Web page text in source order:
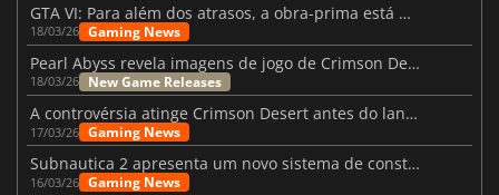
GTA VI: Para além dos atrasos, a obra-prima está quase a chegar
18/03/26 Gaming News
Pearl Abyss revela imagens de jogo de Crimson Desert para a PS5
18/03/26 New Game Releases
A controvérsia atinge Crimson Desert antes do lançamento
17/03/26 Gaming News
Subnautica 2 apresenta um novo sistema de construção de bases
16/03/26 Gaming News